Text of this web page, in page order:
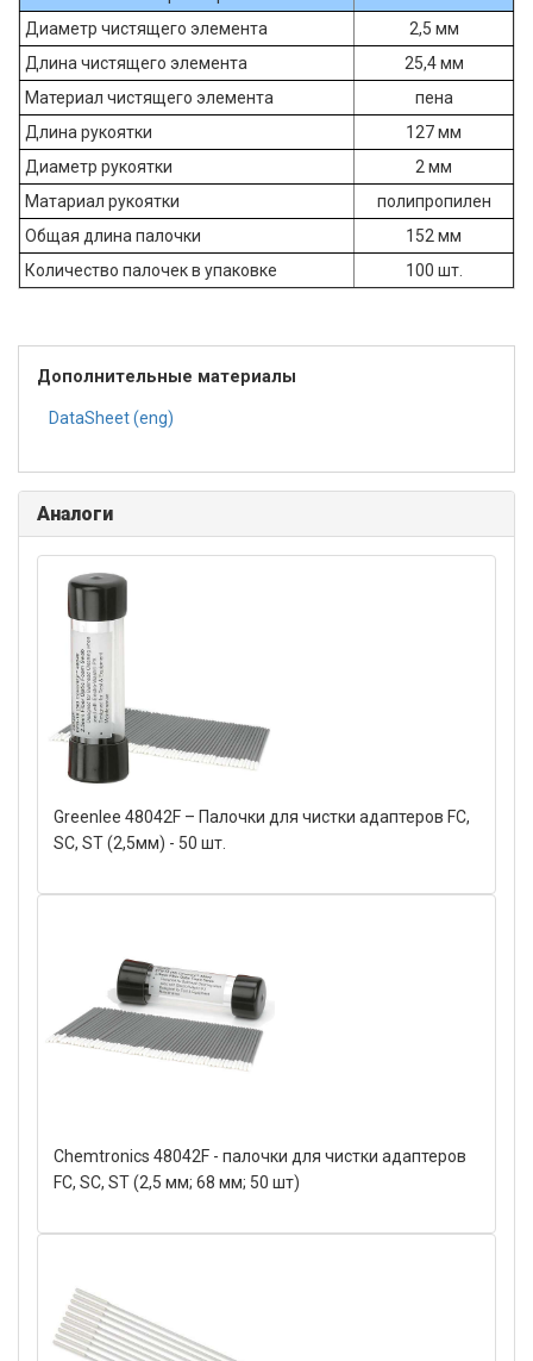
Диаметр чистящего элемента
2,5 мм
Длина чистящего элемента
25,4 мм
Материал чистящего элемента
пена
Длина рукоятки
127 мм
Диаметр рукоятки
2 мм
Матариал рукоятки
полипропилен
Общая длина палочки
152 мм
Количество палочек в упаковке
100 шт.
Дополнительные материалы
DataSheet (eng)
Аналоги
Greenlee 48042F – Палочки для чистки адаптеров FC,
SC, ST (2,5мм) - 50 шт.
Chemtronics 48042F - палочки для чистки адаптеров
FC, SC, ST (2,5 мм; 68 мм; 50 шт)